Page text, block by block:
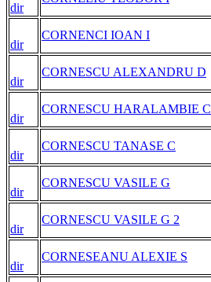
dir
dir
CORNENCI IOAN I
dir
CORNESCU ALEXANDRU D
dir
CORNESCU HARALAMBIE C
dir
CORNESCU TANASE C
dir
CORNESCU VASILE G
dir
CORNESCU VASILE G 2
dir
CORNESEANU ALEXIE S